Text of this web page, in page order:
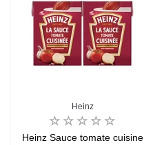
Heinz
Heinz Sauce tomate cuisine